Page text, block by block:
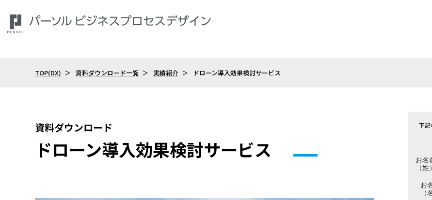
TOP(DX) 資料ダウンロード一覧 実績紹介 ドローン導入効果検討サービス
資料ダウンロード
ドローン導入効果検討サービス
下記
お名
（姓）
お
（